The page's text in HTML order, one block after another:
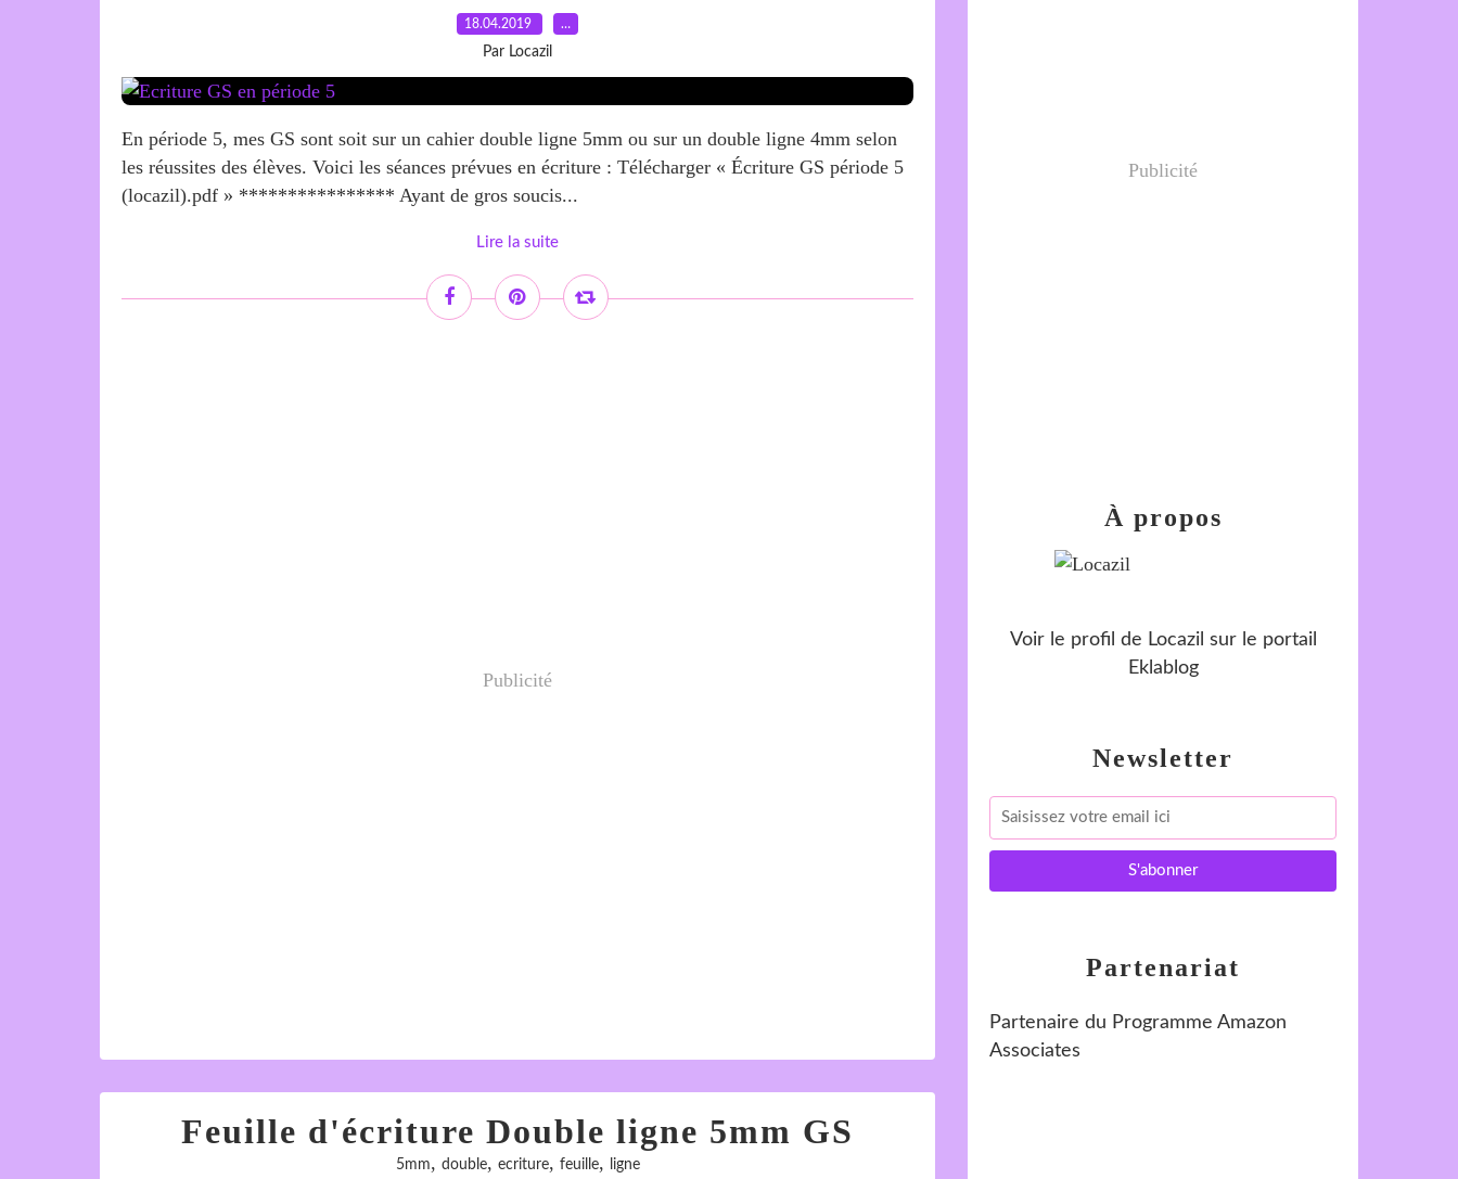
18.04.2019 …
Par Locazil
En période 5, mes GS sont soit sur un cahier double ligne 5mm ou sur un double ligne 4mm selon
les réussites des élèves. Voici les séances prévues en écriture : Télécharger « Écriture GS période 5
(locazil).pdf » **************** Ayant de gros soucis...
Lire la suite
Publicité
Feuille d'écriture Double ligne 5mm GS
5mm, double, ecriture, feuille, ligne
Newsletter
Publicité
À propos
Voir le profil de Locazil sur le portail
Eklablog
Partenariat
Partenaire du Programme Amazon
Associates